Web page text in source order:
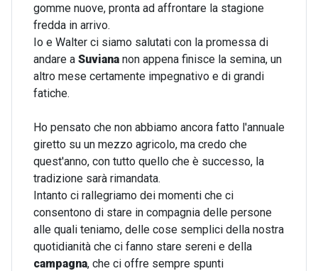
gomme nuove, pronta ad affrontare la stagione
fredda in arrivo.
Io e Walter ci siamo salutati con la promessa di
andare a Suviana non appena finisce la semina, un
altro mese certamente impegnativo e di grandi
fatiche.
Ho pensato che non abbiamo ancora fatto l'annuale
giretto su un mezzo agricolo, ma credo che
quest'anno, con tutto quello che è successo, la
tradizione sarà rimandata.
Intanto ci rallegriamo dei momenti che ci
consentono di stare in compagnia delle persone
alle quali teniamo, delle cose semplici della nostra
quotidianità che ci fanno stare sereni e della
campagna, che ci offre sempre spunti